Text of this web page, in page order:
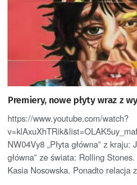
Premiery, nowe płyty wraz z
https://www.youtube.com/watch?
NW04Vy8 „Płyta główna” z kraju:
główna” ze świata: Rolling
Kasia Nosowska. Ponadto relacja